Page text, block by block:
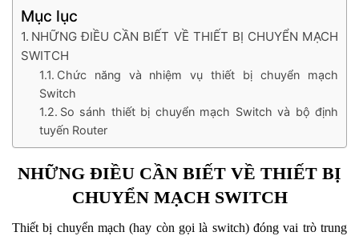
Mục lục
NHỮNG ĐIỀU CẦN BIẾT VỀ THIẾT BỊ CHUYỂN MẠCH
SWITCH
Chức năng và nhiệm vụ thiết bị chuyển mạch
Switch
So sánh thiết bị chuyển mạch Switch và bộ định
tuyến Router
NHỮNG ĐIỀU CẦN BIẾT VỀ THIẾT BỊ
CHUYỂN MẠCH SWITCH
Thiết bị chuyển mạch (hay còn gọi là switch) đóng vai trò trung